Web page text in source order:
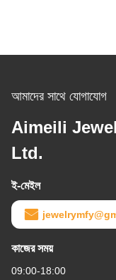
আমাদের সাথে যোগাযোগ
Aimeili
Ltd.
ই-মেইল
কাজের সময়
09:00-18:00